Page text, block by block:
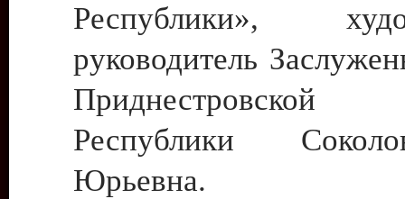
Республики»,
руководитель
Приднестровской
Республики
Юрьевна.